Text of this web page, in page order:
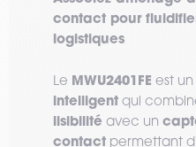
contact pour
logistiques
Le MWU2401FE est
intelligent qui
lisibilité avec un
contact permettant